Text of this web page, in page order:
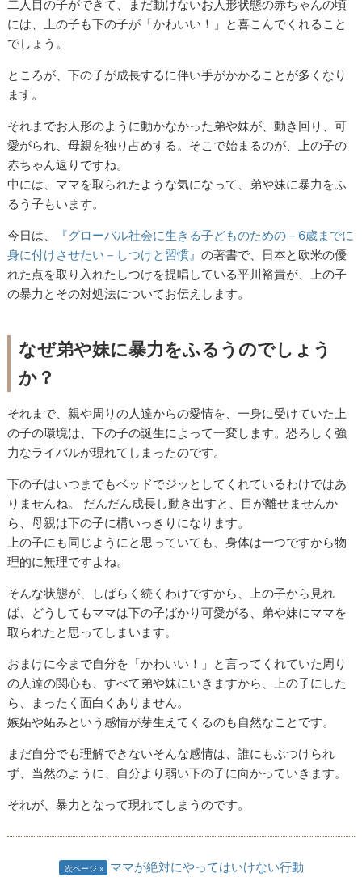
二人目の子ができて、まだ動けないお人形状態の赤ちゃんの頃
には、上の子も下の子が「かわいい！」と喜こんでくれること
でしょう。
ところが、下の子が成長するに伴い手がかかることが多くなり
ます。
それまでお人形のように動かなかった弟や妹が、動き回り、可
愛がられ、母親を独り占めする。そこで始まるのが、上の子の
赤ちゃん返りですね。
中には、ママを取られたような気になって、弟や妹に暴力をふ
るう子もいます。
今日は、
『グローバル社会に生きる子どものための－6歳までに
身に付けさせたい－しつけと習慣』の著書で、日本と欧米の優
れた点を取り入れたしつけを提唱している平川裕貴が、上の子
の暴力とその対処法についてお伝えします。
なぜ弟や妹に暴力をふるうのでしょう
か？
それまで、親や周りの人達からの愛情を、一身に受けていた上
の子の環境は、下の子の誕生によって一変します。恐ろしく強
力なライバルが現れてしまったのです。
下の子はいつまでもベッドでジッとしてくれているわけではあ
りませんね。 だんだん成長し動き出すと、目が離せませんか
ら、母親は下の子に構いっきりになります。
上の子にも同じようにと思っていても、身体は一つですから物
理的に無理ですよね。
そんな状態が、しばらく続くわけですから、上の子から見れ
ば、どうしてもママは下の子ばかり可愛がる、弟や妹にママを
取られたと思ってしまいます。
おまけに今まで自分を「かわいい！」と言ってくれていた周り
の人達の関心も、すべて弟や妹にいきますから、上の子にした
ら、まったく面白くありません。
嫉妬や妬みという感情が芽生えてくるのも自然なことです。
まだ自分でも理解できないそんな感情は、誰にもぶつけられ
ず、当然のように、自分より弱い下の子に向かっていきます。
それが、暴力となって現れてしまうのです。
次ページ ママが絶対にやってはいけない行動